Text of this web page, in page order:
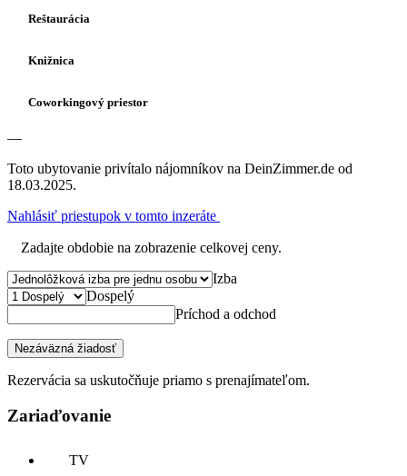
Reštaurácia
Knižnica
Coworkingový priestor
—
Toto ubytovanie privítalo nájomníkov na DeinZimmer.de od
18.03.2025.
Nahlásiť priestupok v tomto inzeráte
Zadajte obdobie na zobrazenie celkovej ceny.
Izba
Dospelý
Príchod a odchod
Nezáväzná žiadosť
Rezervácia sa uskutočňuje priamo s prenajímateľom.
Zariaďovanie
TV